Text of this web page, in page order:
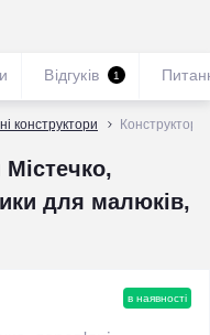
конструктори Конструктор
для малюків,
Відгуків 1
в наявності